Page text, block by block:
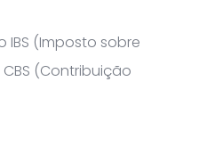
(Imposto sobre
(Contribuição